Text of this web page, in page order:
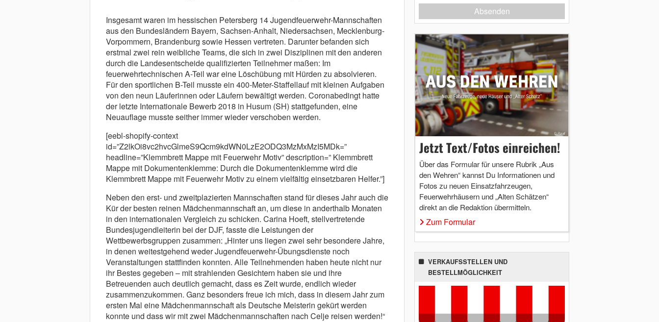
Insgesamt waren im hessischen Petersberg 14 Jugendfeuerwehr-Mannschaften
aus den Bundesländern Bayern, Sachsen-Anhalt, Niedersachsen, Mecklenburg-
Vorpommern, Brandenburg sowie Hessen vertreten. Darunter befanden sich
erstmal zwei rein weibliche Teams, die sich in zwei Disziplinen mit den anderen
durch die Landesentscheide qualifizierten Teilnehmer maßen: Im
feuerwehrtechnischen A-Teil war eine Löschübung mit Hürden zu absolvieren.
Für den sportlichen B-Teil musste ein 400-Meter-Staffellauf mit kleinen Aufgaben
von den neun Läuferinnen oder Läufern bewältigt werden. Coronabedingt hatte
der letzte Internationale Bewerb 2018 in Husum (SH) stattgefunden, eine
Neuauflage musste seither immer wieder verschoben werden.
[eebl-shopify-context
id=”Z2lkOi8vc2hvcGlmeS9Qcm9kdWN0LzE2ODQ3MzMxMzI5MDk=”
headline=”Klemmbrett Mappe mit Feuerwehr Motiv” description=” Klemmbrett
Mappe mit Dokumentenklemme: Durch die Dokumentenklemme wird die
Klemmbrett Mappe mit Feuerwehr Motiv zu einem vielfältig einsetzbaren Helfer.”]
Neben den erst- und zweitplazierten Mannschaften stand für dieses Jahr auch die
Kür der besten reinen Mädchenmannschaft an, um diese in anderthalb Monaten
in den internationalen Vergleich zu schicken. Carina Hoeft, stellvertretende
Bundesjugendleiterin bei der DJF, fasste die Leistungen der
Wettbewerbsgruppen zusammen: „Hinter uns liegen zwei sehr besondere Jahre,
in denen weitestgehend weder Jugendfeuerwehr-Übungsdienste noch
Veranstaltungen stattfinden konnten. Alle Teilnehmenden haben heute nicht nur
ihr Bestes gegeben – mit strahlenden Gesichtern haben sie und ihre
Betreuenden auch deutlich gemacht, dass es Zeit wurde, endlich wieder
zusammenzukommen. Ganz besonders freue ich mich, dass in diesem Jahr zum
ersten Mal eine Mädchenmannschaft als Deutsche Meisterin gekürt werden
konnte und dass wir mit zwei Mädchenmannschaften nach Celje reisen werden!“
Absenden
Jetzt Text/Fotos einreichen!
Über das Formular für unsere Rubrik „Aus
den Wehren“ kannst Du Informationen und
Fotos zu neuen Einsatzfahrzeugen,
Feuerwehrhäusern und „Alten Schätzen“
direkt an die Redaktion übermitteln.
Zum Formular
VERKAUFSSTELLEN UND
BESTELLMÖGLICHKEIT